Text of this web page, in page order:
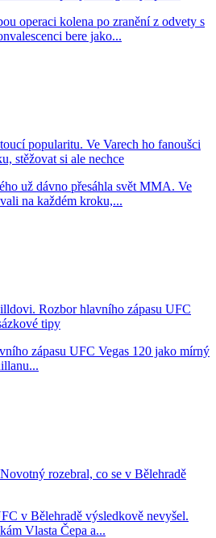
operaci kolena po zranění z odvety s
bere jako...
popularitu. Ve Varech ho fanoušci
stěžovat si ale nechce
už dávno přesáhla svět MMA. Ve
na každém kroku,...
Rozbor hlavního zápasu UFC
tipy
zápasu UFC Vegas 120 jako mírný
rozebral, co se v Bělehradě
v Bělehradě výsledkově nevyšel.
Vlasta Čepa a...